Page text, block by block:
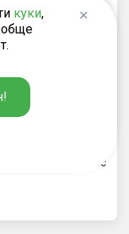
для
ВПР. 5 класс
5 класс
куки,